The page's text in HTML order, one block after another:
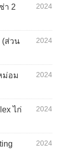
า 2
2024
(ส่วน
2024
ม่อม
2024
ไก่
2024
2024